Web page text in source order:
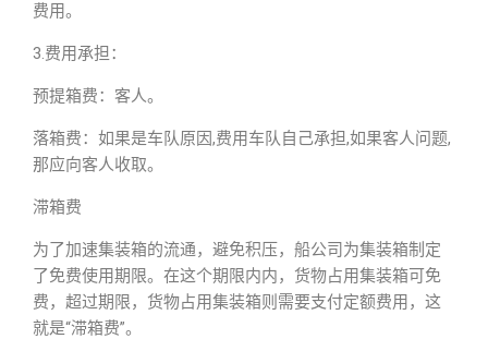
费用。
3.费用承担：
预提箱费：客人。
落箱费：如果是车队原因,费用车队自己承担,如果客人问题,
那应向客人收取。
滞箱费
为了加速集装箱的流通，避免积压，船公司为集装箱制定
了免费使用期限。在这个期限内内，货物占用集装箱可免
费，超过期限，货物占用集装箱则需要支付定额费用，这
就是“滞箱费”。